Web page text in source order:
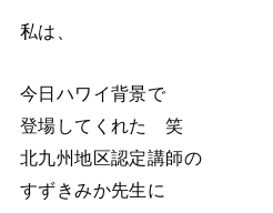
私は、
今日ハワイ背景で
登場してくれた 笑
北九州地区認定講師の
すずきみか先生に